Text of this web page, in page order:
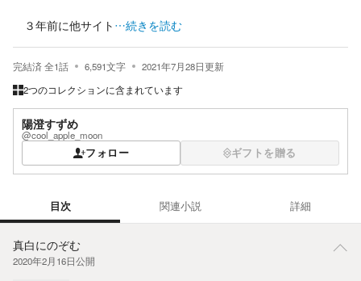
３年前に他サイト …続きを読む
完結済全1話 6,591文字 2021年7月28日更新
2つのコレクションに含まれています
陽澄すずめ
@cool_apple_moon
フォロー ギフトを贈る
目次 関連小説 詳細
真白にのぞむ
2020年2月16日公開